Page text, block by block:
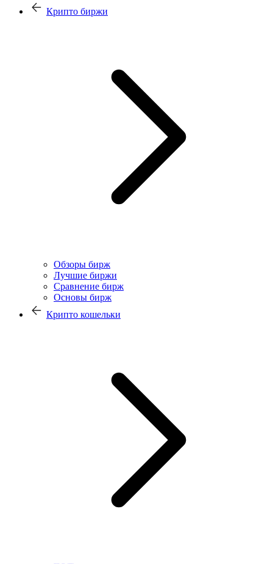
Крипто биржи
Обзоры бирж
Лучшие биржи
Сравнение бирж
Основы бирж
Крипто кошельки